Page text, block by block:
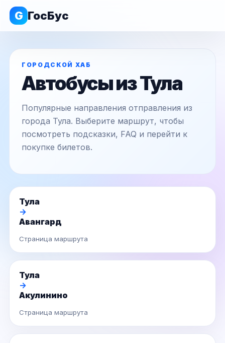
G ГосБус
ГОРОДСКОЙ ХАБ
Автобусы из Тула
Популярные направления отправления из
города Тула. Выберите маршрут, чтобы
посмотреть подсказки, FAQ и перейти к
покупке билетов.
Тула
→
Авангард
Страница маршрута
Тула
→
Акулинино
Страница маршрута